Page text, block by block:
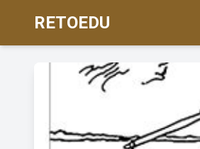
RETOEDU